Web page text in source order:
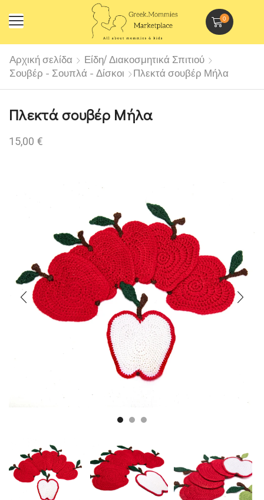
0
Αρχική σελίδα
Είδη/ Διακοσμητικά Σπιτιού
Σουβέρ - Σουπλά - Δίσκοι
Πλεκτά σουβέρ Μήλα
Πλεκτά σουβέρ Μήλα
15,00 €